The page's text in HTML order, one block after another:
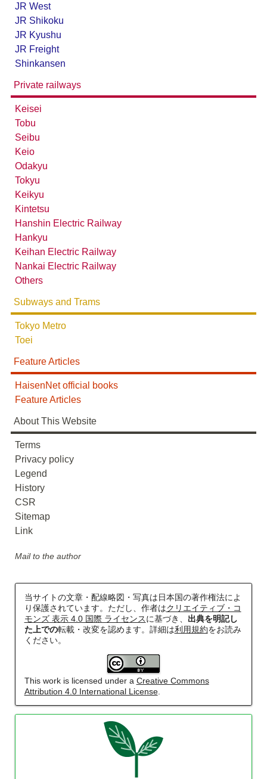
JR West
JR Shikoku
JR Kyushu
JR Freight
Shinkansen
Private railways
Keisei
Tobu
Seibu
Keio
Odakyu
Tokyu
Keikyu
Kintetsu
Hanshin Electric Railway
Hankyu
Keihan Electric Railway
Nankai Electric Railway
Others
Subways and Trams
Tokyo Metro
Toei
Feature Articles
HaisenNet official books
Feature Articles
About This Website
Terms
Privacy policy
Legend
History
CSR
Sitemap
Link
Mail to the author
当サイトの文章・配線略図・写真は日本国の著作権法によ
り保護されています。ただし、作者はクリエイティブ・コ
モンズ 表示 4.0 国際 ライセンスに基づき、 出典を明記し
た上での転載・改変を認めます。詳細は利用規約をお読み
ください。
This work is licensed under a Creative Commons
Attribution 4.0 International License.